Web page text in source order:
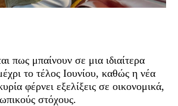
πως μπαίνουν σε μια ιδιαίτερα
το τέλος Ιουνίου, καθώς η νέα
φέρνει εξελίξεις σε οικονομικά,
στόχους.